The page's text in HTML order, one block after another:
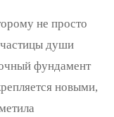
не просто
души
фундамент
новыми,